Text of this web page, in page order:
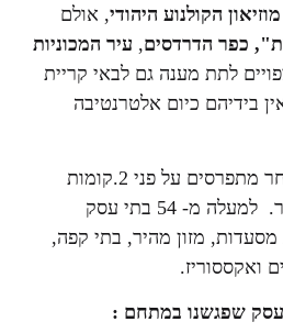
מוזיאון הקולנוע היהודי, אולם
כפר הדרדסים, עיר המכוניות
לתת מענה גם לבאי קריית
בידיהם כיום אלטרנטיבה
שטחי המסחר מתפרסים על פני 2.קומות
בשטח כולל של 5000 מ"ר. למעלה מ- 54 בתי עסק
מסעדות, מזון מהיר, בתי קפה,
ואקססוריז.
שפגשנו במתחם :